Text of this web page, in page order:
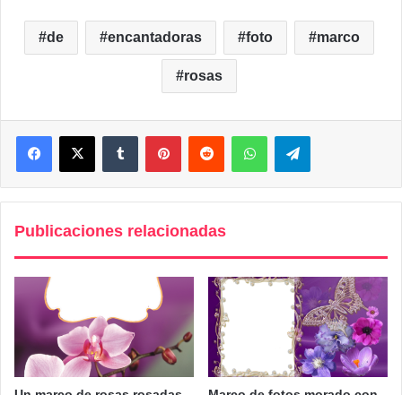
de encantadoras foto marco
rosas
FacebookX Tumblr PinterestReddit WhatsAppTelegram
Publicaciones relacionadas